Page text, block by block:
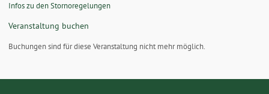
Infos zu den Stornoregelungen
Veranstaltung buchen
Buchungen sind für diese Veranstaltung nicht mehr möglich.